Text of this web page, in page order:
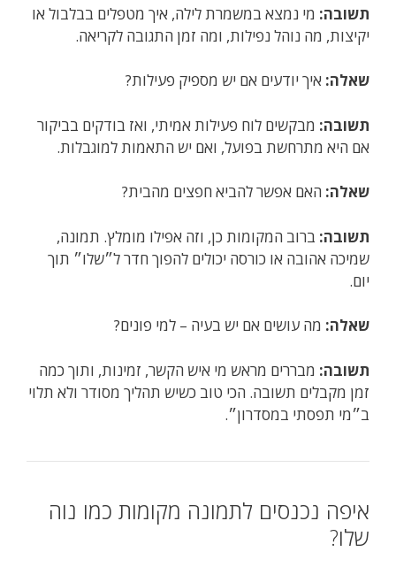
תשובה: מי נמצא במשמרת לילה, איך מטפלים בבלבול או
יקיצות, מה נוהל נפילות, ומה זמן התגובה לקריאה.
שאלה: איך יודעים אם יש מספיק פעילות?
תשובה: מבקשים לוח פעילות אמיתי, ואז בודקים בביקור
אם היא מתרחשת בפועל, ואם יש התאמות למוגבלות.
שאלה: האם אפשר להביא חפצים מהבית?
תשובה: ברוב המקומות כן, וזה אפילו מומלץ. תמונה,
שמיכה אהובה או כורסה יכולים להפוך חדר ל״שלו״ תוך
יום.
שאלה: מה עושים אם יש בעיה – למי פונים?
תשובה: מבררים מראש מי איש הקשר, זמינות, ותוך כמה
זמן מקבלים תשובה. הכי טוב כשיש תהליך מסודר ולא תלוי
ב״מי תפסתי במסדרון״.
איפה נכנסים לתמונה מקומות כמו נוה
שלו?